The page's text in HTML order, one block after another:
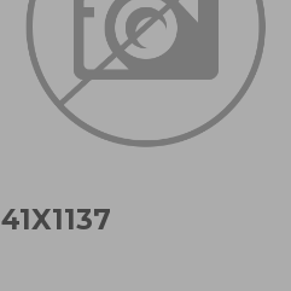
41X1137